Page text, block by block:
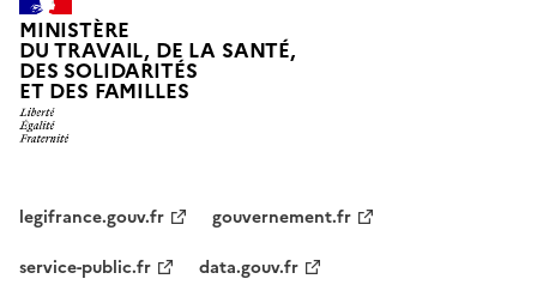
MINISTÈRE
DU TRAVAIL, DE LA SANTÉ,
DES SOLIDARITÉS
ET DES FAMILLES
legifrance.gouv.fr
gouvernement.fr
service-public.fr
data.gouv.fr